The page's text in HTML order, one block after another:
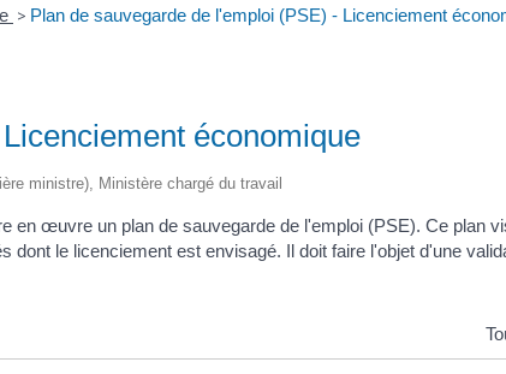
> Plan de sauvegarde de l'emploi (PSE) - Licenciement
économique
ministre), Ministère chargé du travail
en œuvre un plan de sauvegarde de l'emploi (PSE). Ce plan
le licenciement est envisagé. Il doit faire l'objet d'une